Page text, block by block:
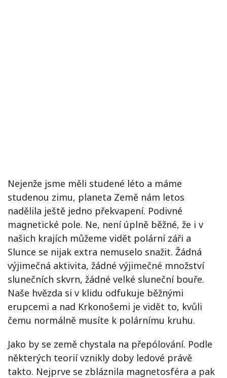
Nejenže jsme měli studené léto a máme
studenou zimu, planeta Země nám letos
nadělila ještě jedno překvapení. Podivné
magnetické pole. Ne, není úplně běžné, že i v
našich krajích můžeme vidět polární záři a
Slunce se nijak extra nemuselo snažit. Žádná
výjimečná aktivita, žádné výjimečné množství
slunečních skvrn, žádné velké sluneční bouře.
Naše hvězda si v klidu odfukuje běžnými
erupcemi a nad Krkonošemi je vidět to, kvůli
čemu normálně musíte k polárnímu kruhu.
Jako by se země chystala na přepólování. Podle
některých teorií vznikly doby ledové právě
takto. Nejprve se zbláznila magnetosféra a pak